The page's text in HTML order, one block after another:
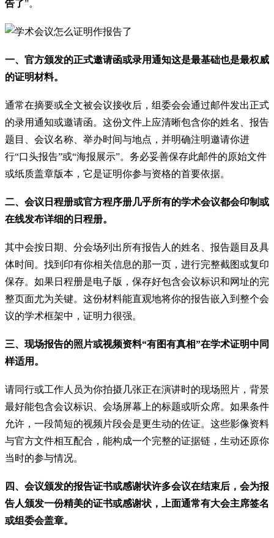
告了”。
一、官方颁发的正式邀请函或录用通知这是最基础也是最权威
的证明材料。
通常在摘要或全文被会议接收后，组委会会通过邮件发出正式
的录用通知或邀请函。这份文件上应清晰包含你的姓名、报告
题目、会议名称、举办时间与地点，并明确注明邀请你进
行“口头报告”或“海报展示”。务必妥善保存此邮件的原始文件
或纸质盖章版本，它是证明你参与资格的首要依据。
二、会议日程册或官方程序册几乎所有的学术会议都会印制或
在线发布详细的日程册。
其中会按日期、分会场列出所有报告人的姓名、报告题目及具
体时间。找到印有你相关信息的那一页，进行完整截图或复印
保存。如果日程册是电子版，保存好包含会议标识和网址的完
整页面尤为关键。这份材料能直观地将你的报告嵌入到整个会
议的学术框架中，证明力很强。
三、现场报告的照片或视频资料“有图有真相”在学术证明中同
样适用。
请同行或工作人员为你拍摄几张正在演讲时的现场照片，背景
最好能包含会议标识、会场屏幕上的标题或听众席。如果条件
允许，一段简短的视频片段会是更生动的佐证。这些影像资料
与官方文件相互配合，能构成一个完整的证据链，生动还原你
当时的参与情况。
四、会议颁发的报告证书或感谢状许多会议在结束后，会为报
告人颁发一份精美的证书或感谢状，上面通常有大会主席签名
或组委会盖章。